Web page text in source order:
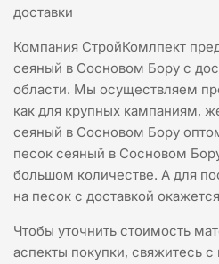
доставки
Компания СтройКомлпект
сеяный в Сосновом Бору с
области. Мы осуществляем
как для крупных кампаниям,
сеяный в Сосновом Бору
песок сеяный в Сосновом
большом количестве. А для
на песок с доставкой
Чтобы уточнить стоимость
аспекты покупки, свяжитесь